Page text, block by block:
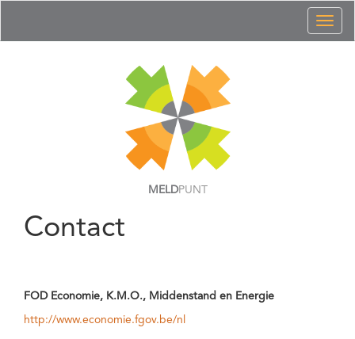
MELDPUNT
Contact
FOD Economie, K.M.O., Middenstand en Energie
http://www.economie.fgov.be/nl